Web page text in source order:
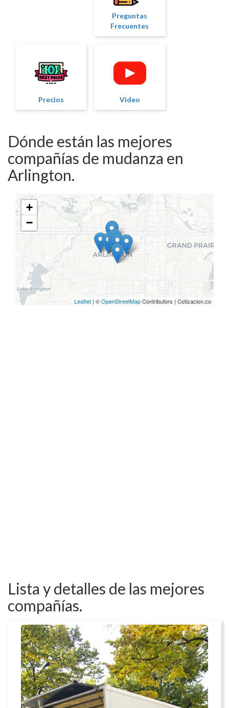
Preguntas
Frecuentes
Precios Video
Dónde están las mejores
compañías de mudanza en
Arlington.
+
−
Leaflet | ©OpenStreetMapContributors | Cotizacion.co
Lista y detalles de las mejores
compañías.